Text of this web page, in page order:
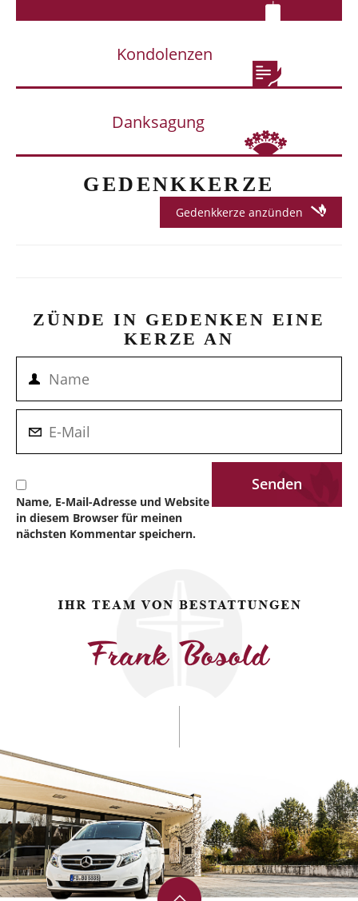
Kondolenzen
Danksagung
GEDENKKERZE
Gedenkkerze anzünden
ZÜNDE IN GEDENKEN EINE
KERZE AN
Name, E-Mail-Adresse und Website
in diesem Browser für meinen
nächsten Kommentar speichern.